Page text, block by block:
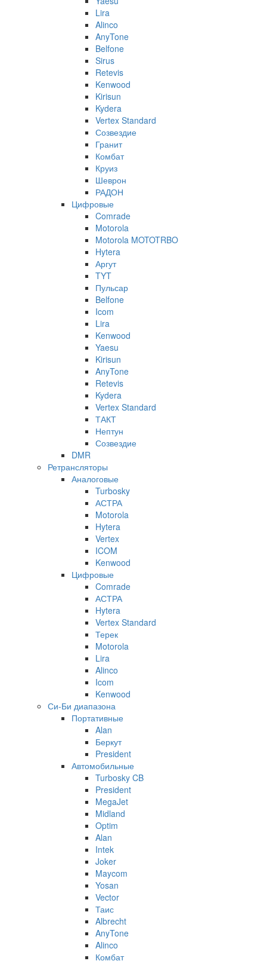
Lira
Alinco
AnyTone
Belfone
Sirus
Retevis
Kenwood
Kirisun
Kydera
Vertex Standard
Созвездие
Гранит
Комбат
Круиз
Шеврон
РАДОН
Цифровые
Comrade
Motorola
Motorola MOTOTRBO
Hytera
Аргут
TYT
Пульсар
Belfone
Icom
Lira
Kenwood
Yaesu
Kirisun
AnyTone
Retevis
Kydera
Vertex Standard
ТАКТ
Нептун
Созвездие
DMR
Ретрансляторы
Аналоговые
Turbosky
АСТРА
Motorola
Hytera
Vertex
ICOM
Kenwood
Цифровые
Comrade
АСТРА
Hytera
Vertex Standard
Терек
Motorola
Lira
Alinco
Icom
Kenwood
Си-Би диапазона
Портативные
Alan
Беркут
President
Автомобильные
Turbosky CB
President
MegaJet
Midland
Optim
Alan
Intek
Joker
Maycom
Yosan
Vector
Таис
Albrecht
AnyTone
Alinco
Комбат